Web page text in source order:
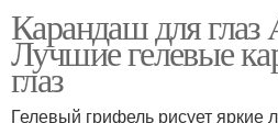
Карандаш для глаз
Лучшие гелевые
глаз
Гелевый грифель рисует яркие